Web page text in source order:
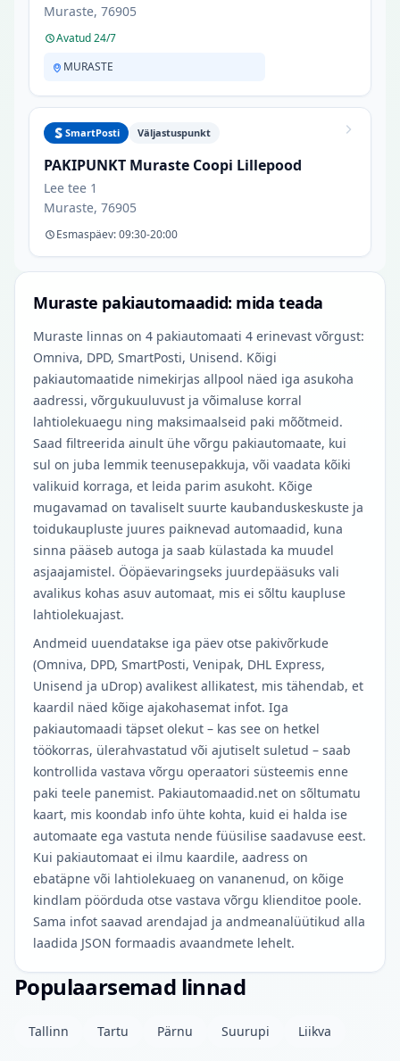
Muraste, 76905
Avatud 24/7
MURASTE
SmartPosti Väljastuspunkt
PAKIPUNKT Muraste Coopi Lillepood
Lee tee 1
Muraste, 76905
Esmaspäev: 09:30-20:00
Muraste pakiautomaadid: mida teada
Muraste linnas on 4 pakiautomaati 4 erinevast võrgust:
Omniva, DPD, SmartPosti, Unisend. Kõigi
pakiautomaatide nimekirjas allpool näed iga asukoha
aadressi, võrgukuuluvust ja võimaluse korral
lahtiolekuaegu ning maksimaalseid paki mõõtmeid.
Saad filtreerida ainult ühe võrgu pakiautomaate, kui
sul on juba lemmik teenusepakkuja, või vaadata kõiki
valikuid korraga, et leida parim asukoht. Kõige
mugavamad on tavaliselt suurte kaubanduskeskuste ja
toidukaupluste juures paiknevad automaadid, kuna
sinna pääseb autoga ja saab külastada ka muudel
asjaajamistel. Ööpäevaringseks juurdepääsuks vali
avalikus kohas asuv automaat, mis ei sõltu kaupluse
lahtiolekuajast.
Andmeid uuendatakse iga päev otse pakivõrkude
(Omniva, DPD, SmartPosti, Venipak, DHL Express,
Unisend ja uDrop) avalikest allikatest, mis tähendab, et
kaardil näed kõige ajakohasemat infot. Iga
pakiautomaadi täpset olekut – kas see on hetkel
töökorras, ülerahvastatud või ajutiselt suletud – saab
kontrollida vastava võrgu operaatori süsteemis enne
paki teele panemist. Pakiautomaadid.net on sõltumatu
kaart, mis koondab info ühte kohta, kuid ei halda ise
automaate ega vastuta nende füüsilise saadavuse eest.
Kui pakiautomaat ei ilmu kaardile, aadress on
ebatäpne või lahtiolekuaeg on vananenud, on kõige
kindlam pöörduda otse vastava võrgu klienditoe poole.
Sama infot saavad arendajad ja andmeanalüütikud alla
laadida JSON formaadis avaandmete lehelt.
Populaarsemad linnad
Tallinn Tartu Pärnu Suurupi Liikva